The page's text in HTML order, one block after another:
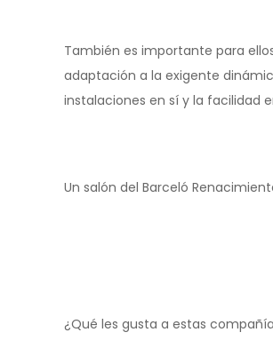
También es importante para
adaptación a la exigente
instalaciones en sí y la facilidad
Un salón del Barceló
¿Qué les gusta a estas